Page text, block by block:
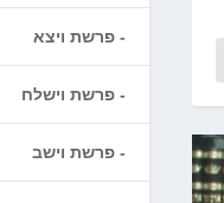
פרשת ויצא
פרשת וישלח
פרשת וישב